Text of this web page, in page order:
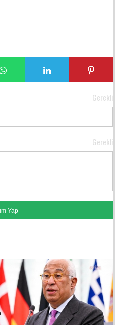
Gerekli
Gerekli